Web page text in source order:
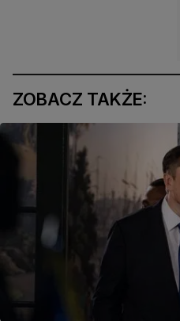
ZOBACZ TAKŻE: